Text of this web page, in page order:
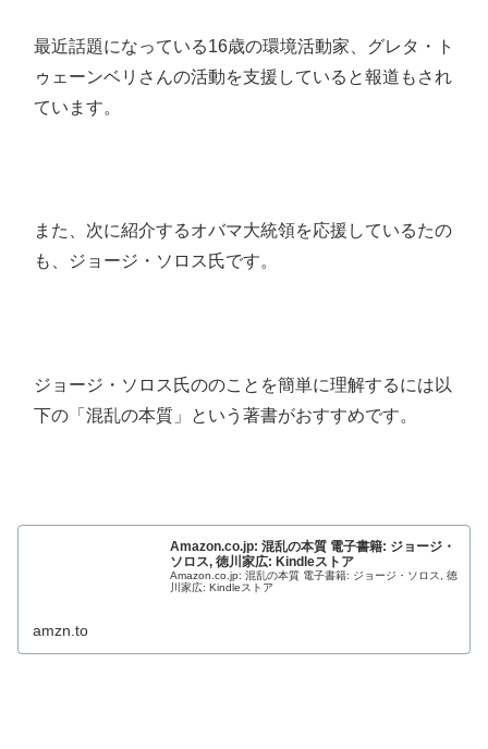
最近話題になっている16歳の環境活動家、グレタ・ト
ゥェーンベリさんの活動を支援していると報道もされ
ています。
また、次に紹介するオバマ大統領を応援しているたの
も、ジョージ・ソロス氏です。
ジョージ・ソロス氏ののことを簡単に理解するには以
下の「混乱の本質」という著書がおすすめです。
Amazon.co.jp: 混乱の本質 電子書籍: ジョージ・
ソロス, 徳川家広: Kindleストア
Amazon.co.jp: 混乱の本質 電子書籍: ジョージ・ソロス, 徳
川家広: Kindleストア
amzn.to